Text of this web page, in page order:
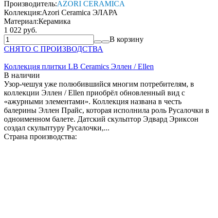
Производитель:AZORI CERAMICA
Коллекция:Azori Ceramica ЭЛАРА
Материал:Керамика
1 022 руб.
В корзину
СНЯТО С ПРОИЗВОДСТВА
Коллекция плитки LB Ceramics Эллен / Ellen
В наличии
Узор-чешуя уже полюбившийся многим потребителям, в
коллекции Эллен / Ellen приобрёл обновленный вид с
«ажурными элементами». Коллекция названа в честь
балерины Эллен Прайс, которая исполнила роль Русалочки в
одноименном балете. Датский скульптор Эдвард Эриксон
создал скульптуру Русалочки,...
Страна производства: